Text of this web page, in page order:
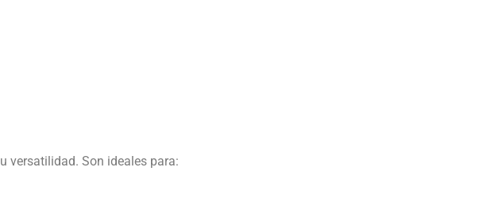
versatilidad. Son ideales para: